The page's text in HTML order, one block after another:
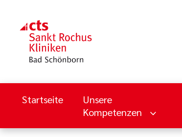
Startseite
Unsere
Kompetenzen